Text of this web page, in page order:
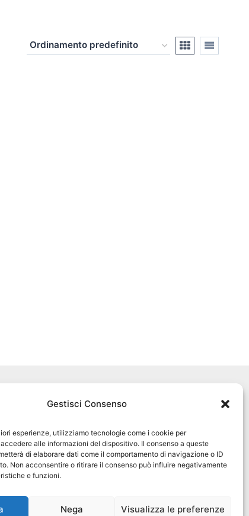
Gestisci Consenso
esperienze, utilizziamo tecnologie come i cookie per
alle informazioni del dispositivo. Il consenso a queste
di elaborare dati come il comportamento di navigazione o ID
Non acconsentire o ritirare il consenso può influire negativamente
e funzioni.
Nega Visualizza le preferenze
pet360official
breeder channel